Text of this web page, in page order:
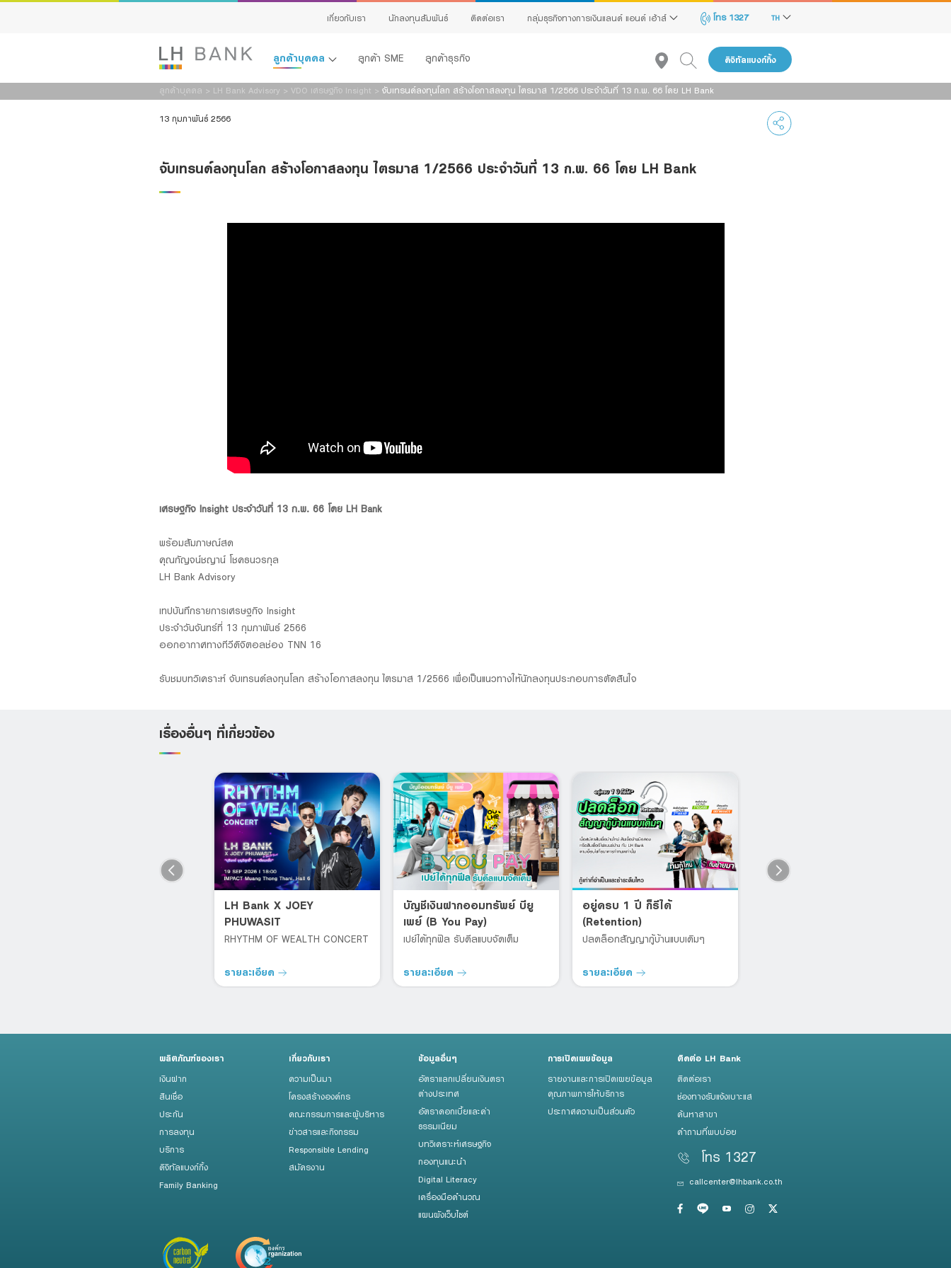
เกี่ยวกับเรา นักลงทุนสัมพันธ์ ติดต่อเรา กลุ่มธุรกิจทางการเงินแลนด์ แอนด์ เฮ้าส์ โทร 1327 TH
ลูกค้าบุคคล ลูกค้า SME ลูกค้าธุรกิจ ดิจิทัลแบงก์กิ้ง
ประกัน
ลูกค้าบุคคล > LH Bank Advisory > VDO เศรษฐกิจ Insight > จับเทรนด์ลงทุนโลก สร้างโอกาสลงทุน ไตรมาส 1/2566 ประจำวันที่ 13 ก.พ. 66 โดย LH Bank
13 กุมภาพันธ์ 2566
จับเทรนด์ลงทุนโลก สร้างโอกาสลงทุน ไตรมาส 1/2566 ประจำวันที่ 13 ก.พ. 66 โดย LH Bank
เศรษฐกิจ Insight ประจำวันที่ 13 ก.พ. 66 โดย LH Bank
พร้อมสัมภาษณ์สด
คุณกัญจน์ชญาน์ โชคธนวรกุล
LH Bank Advisory
เทปบันทึกรายการเศรษฐกิจ Insight
ประจำวันจันทร์ที่ 13 กุมภาพันธ์ 2566
ออกอากาศทางทีวีดิจิตอลช่อง TNN 16
รับชมบทวิเคราะห์ จับเทรนด์ลงทุนโลก สร้างโอกาสลงทุน ไตรมาส 1/2566 เพื่อเป็นแนวทางให้นักลงทุนประกอบการตัดสินใจ
เรื่องอื่นๆ ที่เกี่ยวข้อง
LH Bank X JOEY
PHUWASIT
RHYTHM OF WEALTH CONCERT
รายละเอียด
บัญชีเงินฝากออมทรัพย์ บียู
เพย์ (B You Pay)
เปย์ได้ทุกฟิล รับดีลแบบจัดเต็ม
รายละเอียด
อยู่ครบ 1 ปี ก็รีได้
(Retention)
ปลดล็อกสัญญากู้บ้านแบบเดิมๆ
รายละเอียด
ผลิตภัณฑ์ของเรา
เงินฝาก
สินเชื่อ
ประกัน
การลงทุน
บริการ
ดิจิทัลแบงก์กิ้ง
Family Banking
เกี่ยวกับเรา
ความเป็นมา
โครงสร้างองค์กร
คณะกรรมการและผู้บริหาร
ข่าวสารและกิจกรรม
Responsible Lending
สมัครงาน
ข้อมูลอื่นๆ
อัตราแลกเปลี่ยนเงินตรา
ต่างประเทศ
อัตราดอกเบี้ยและค่า
ธรรมเนียม
บทวิเคราะห์เศรษฐกิจ
กองทุนแนะนำ
Digital Literacy
เครื่องมือคำนวณ
แผนผังเว็บไซต์
การเปิดเผยข้อมูล
รายงานและการเปิดเผยข้อมูล
คุณภาพการให้บริการ
ประกาศความเป็นส่วนตัว
ติดต่อ LH Bank
ติดต่อเรา
ช่องทางรับแจ้งเบาะแส
ค้นหาสาขา
คำถามที่พบบ่อย
โทร 1327
callcenter@lhbank.co.th